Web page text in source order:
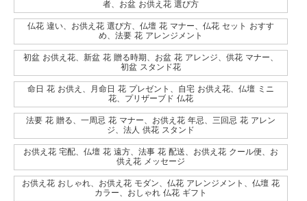
者、お盆 お供え花 選び方
仏花 違い、お供え花 選び方、仏壇 花 マナー、仏花 セット おすす
め、法要 花 アレンジメント
初盆 お供え花、新盆 花 贈る時期、お盆 花 アレンジ、供花 マナー、
初盆 スタンド花
命日 花 お供え、月命日 花 プレゼント、自宅 お供え花、仏壇 ミニ
花、プリザーブド 仏花
法要 花 贈る、一周忌 花 マナー、お供え花 年忌、三回忌 花 アレン
ジ、法人 供花 スタンド
お供え花 宅配、仏壇 花 遠方、法事 花 配送、お供え花 クール便、お
供え花 メッセージ
お供え花 おしゃれ、お供え花 モダン、仏花 アレンジメント、仏壇 花
カラー、おしゃれ 仏花 ギフト